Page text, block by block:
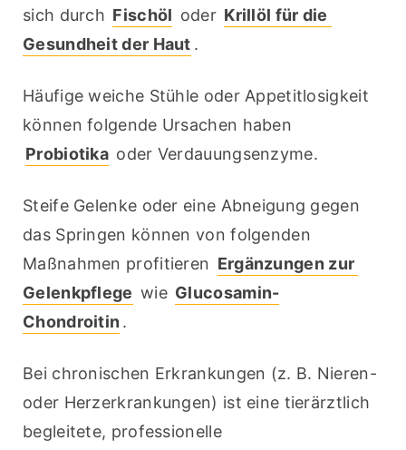
sich durch Fischöl oder Krillöl für die
Gesundheit der Haut .
Häufige weiche Stühle oder Appetitlosigkeit
Probiotika oder Verdauungsenzyme.
Steife Gelenke oder eine Abneigung gegen
das Springen können von folgenden
Maßnahmen profitieren Ergänzungen zur
Gelenkpflege wie Glucosamin-
Chondroitin .
Bei chronischen Erkrankungen (z. B. Nieren-
oder Herzerkrankungen) ist eine tierärztlich
begleitete, professionelle